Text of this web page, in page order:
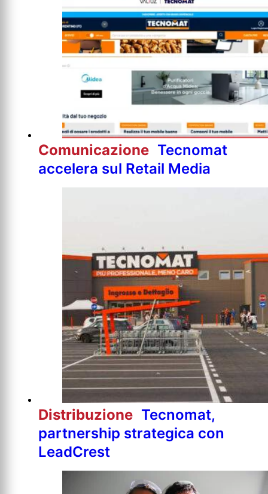
Comunicazione Tecnomat
accelera sul Retail Media
Distribuzione Tecnomat,
partnership strategica con
LeadCrest